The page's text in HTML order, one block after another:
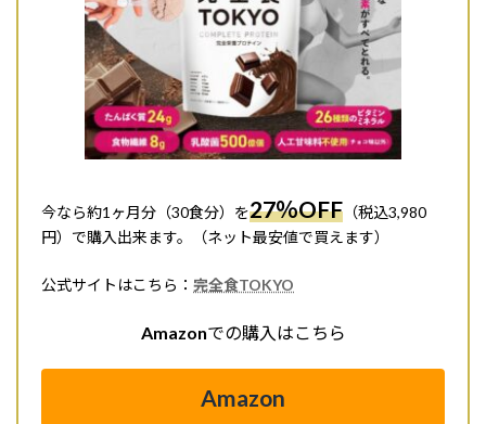
今なら約1ヶ月分（30食分）を27％OFF （税込3,980
円）で購入出来ます。（ネット最安値で買えます）
公式サイトはこちら： 完全食TOKYO
Amazonでの購入はこちら
Amazon